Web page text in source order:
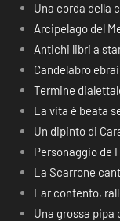
Una corda della
Arcipelago del
Antichi libri a
Candelabro
Termine
La vita è beata
Un dipinto di
Personaggio de
La Scarrone
Far contento,
Una grossa pipa